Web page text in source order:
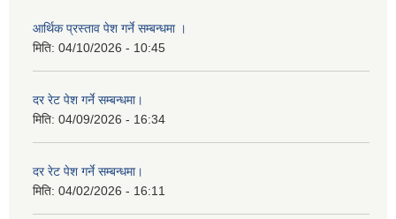
आर्थिक प्रस्ताव पेश गर्ने सम्बन्धमा ।
मिति: 04/10/2026 - 10:45
दर रेट पेश गर्ने सम्बन्धमा।
मिति: 04/09/2026 - 16:34
दर रेट पेश गर्ने सम्बन्धमा।
मिति: 04/02/2026 - 16:11